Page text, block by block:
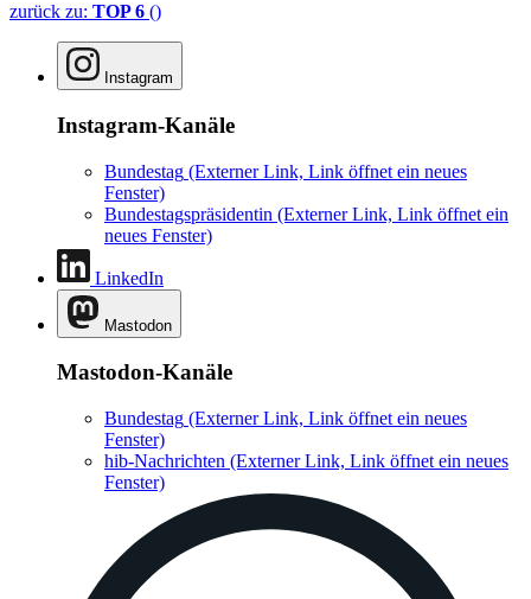
zurück zu: TOP 6 ()
Instagram
Instagram-Kanäle
Bundestag (Externer Link, Link öffnet ein neues
Fenster)
Bundestagspräsidentin (Externer Link, Link öffnet ein
neues Fenster)
LinkedIn
Mastodon
Mastodon-Kanäle
Bundestag (Externer Link, Link öffnet ein neues
Fenster)
hib-Nachrichten (Externer Link, Link öffnet ein neues
Fenster)